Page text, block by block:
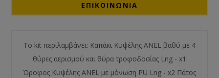
ΕΠΙΚΟΙΝΩΝΙΑ
To kit περιλαμβάνει: Καπάκι Κυψέλης ANEL βαθύ με 4
θύρες αερισμού και θύρα τροφοδοσίας Lng - x1
Όροφος Κυψέλης ANEL με μόνωση PU Lng - x2 Πάτος